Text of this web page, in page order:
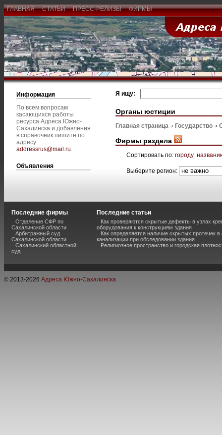
ГЛАВНАЯ СТАТЬИ ПРЕСС-РЕЛИЗЫ ФИРМЫ
Информация
По всем вопросам
касающихся работы
ресурса Адреса Южно-
Сахалинска и добавления
в справочник пишите по
адресу
addressrus@mail.ru.
Объявления
Я ищу:
Органы юстиции
Главная страница Государство
Фирмы раздела
Сортировать по: городу
Выберите регион:
Последние фирмы
Отделение СФР по
Сахалинской области
Арбитражный суд
Сахалинской области
Сахалинский областной
суд
Последние статьи
Как проверяются скрытые дефекты в узлах
оборудования к конструкциям здания
Как определяется наличие скрытых протечек
канализации при обследовании здания
Религиозное пространство и городская
© 2013-2026 Адреса Южно-Сахалинска